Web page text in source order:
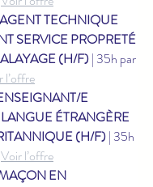
AGENT TECHNIQUE
SERVICE PROPRETÉ
(H/F) | 35h par
l’offre
E
ÉTRANGÈRE
(H/F) | 35h
Voir l’offre
EN